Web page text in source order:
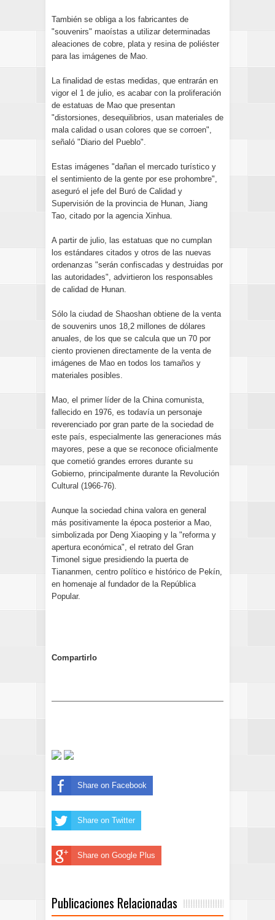
También se obliga a los fabricantes de
"souvenirs" maoístas a utilizar determinadas
aleaciones de cobre, plata y resina de poliéster
para las imágenes de Mao.
La finalidad de estas medidas, que entrarán en
vigor el 1 de julio, es acabar con la proliferación
de estatuas de Mao que presentan
"distorsiones, desequilibrios, usan materiales de
mala calidad o usan colores que se corroen",
señaló "Diario del Pueblo".
Estas imágenes "dañan el mercado turístico y
el sentimiento de la gente por ese prohombre",
aseguró el jefe del Buró de Calidad y
Supervisión de la provincia de Hunan, Jiang
Tao, citado por la agencia Xinhua.
A partir de julio, las estatuas que no cumplan
los estándares citados y otros de las nuevas
ordenanzas "serán confiscadas y destruidas por
las autoridades", advirtieron los responsables
de calidad de Hunan.
Sólo la ciudad de Shaoshan obtiene de la venta
de souvenirs unos 18,2 millones de dólares
anuales, de los que se calcula que un 70 por
ciento provienen directamente de la venta de
imágenes de Mao en todos los tamaños y
materiales posibles.
Mao, el primer líder de la China comunista,
fallecido en 1976, es todavía un personaje
reverenciado por gran parte de la sociedad de
este país, especialmente las generaciones más
mayores, pese a que se reconoce oficialmente
que cometió grandes errores durante su
Gobierno, principalmente durante la Revolución
Cultural (1966-76).
Aunque la sociedad china valora en general
más positivamente la época posterior a Mao,
simbolizada por Deng Xiaoping y la "reforma y
apertura económica", el retrato del Gran
Timonel sigue presidiendo la puerta de
Tiananmen, centro político e histórico de Pekín,
en homenaje al fundador de la República
Popular.
Compartirlo
Share on Facebook
Share on Twitter
Share on Google Plus
Publicaciones Relacionadas